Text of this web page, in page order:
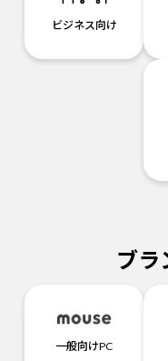
ビジネス向け
ブラ
一般向けPC